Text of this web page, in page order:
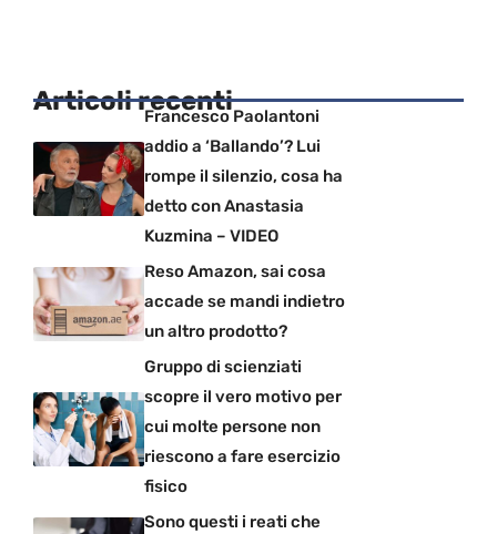
Articoli recentiFrancesco Paolantoni
addio a ‘Ballando’? Lui
rompe il silenzio, cosa ha
detto con Anastasia
Kuzmina – VIDEO
Reso Amazon, sai cosa
accade se mandi indietro
un altro prodotto?
Gruppo di scienziati
scopre il vero motivo per
cui molte persone non
riescono a fare esercizio
fisico
Sono questi i reati che